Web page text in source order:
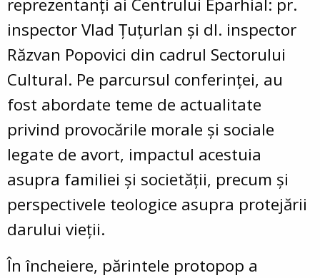
reprezentanți ai Centrului Eparhial: pr.
inspector Vlad Țuțurlan și dl. inspector
Răzvan Popovici din cadrul Sectorului
Cultural. Pe parcursul conferinței, au
fost abordate teme de actualitate
privind provocările morale și sociale
legate de avort, impactul acestuia
asupra familiei și societății, precum și
perspectivele teologice asupra protejării
darului vieții.
În încheiere, părintele protopop a